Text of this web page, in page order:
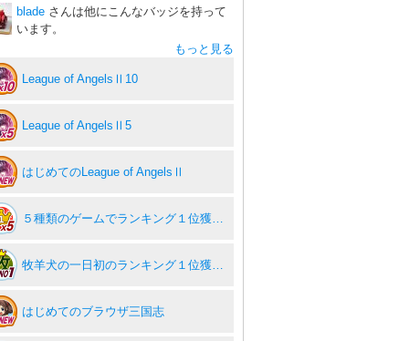
blade さんは他にこんなバッジを持って
います。
もっと見る
League of AngelsⅡ10
League of AngelsⅡ5
はじめてのLeague of AngelsⅡ
５種類のゲームでランキング１位獲得達成！
牧羊犬の一日初のランキング１位獲得！
はじめてのブラウザ三国志